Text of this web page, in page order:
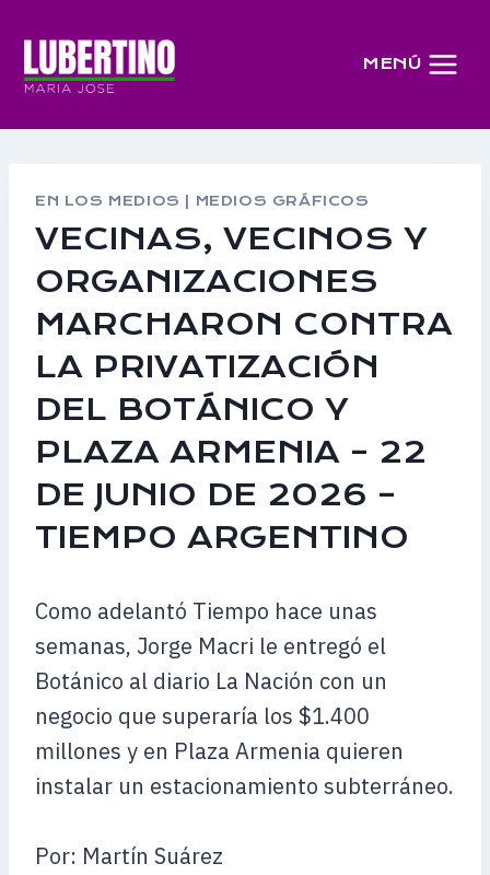
contenido
MENÚ
EN LOS MEDIOS MEDIOS GRÁFICOS
VECINAS, VECINOS Y
ORGANIZACIONES
MARCHARON CONTRA
LA PRIVATIZACIÓN
DEL BOTÁNICO Y
PLAZA ARMENIA – 22
DE JUNIO DE 2026 –
TIEMPO ARGENTINO
Como adelantó Tiempo hace unas
semanas, Jorge Macri le entregó el
Botánico al diario La Nación con un
negocio que superaría los $1.400
millones y en Plaza Armenia quieren
instalar un estacionamiento subterráneo.
Por: Martín Suárez